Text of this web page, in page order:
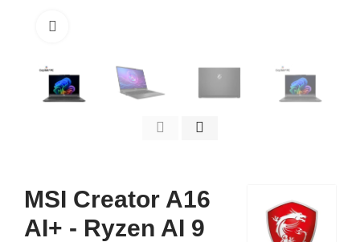
MSI Creator A16
AI+ - Ryzen AI 9